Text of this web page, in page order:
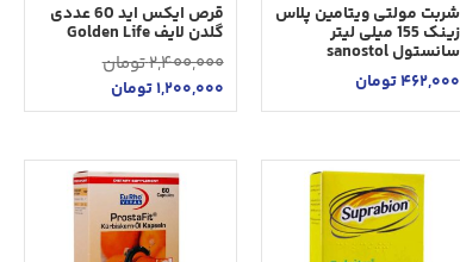
شربت مولتی ویتامین پلاس
زینک 155 میلی لیتر
سانستول sanostol
462,000تومان
قرص ایکس اید 60 عددی
گلدن لایف Golden Life
2,400,000تومان
1,200,000تومان